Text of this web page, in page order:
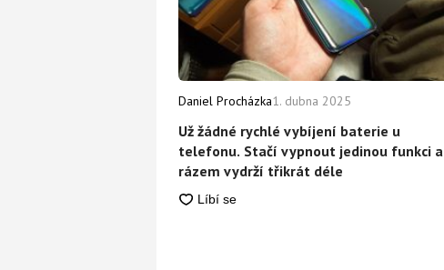
Už žádné rychlé vybíjení baterie u
telefonu. Stačí vypnout jedinou funkci a
rázem vydrží třikrát déle
Daniel Procházka1. dubna 2025